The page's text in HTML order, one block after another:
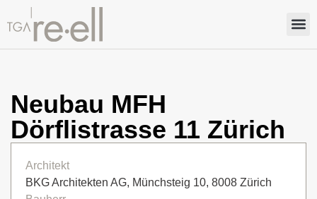
Neubau MFH
Dörflistrasse 11 Zürich
Architekt
BKG Architekten AG, Münchsteig 10, 8008 Zürich